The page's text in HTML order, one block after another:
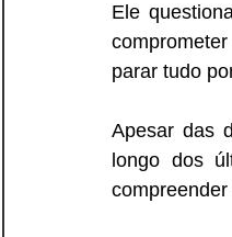
Ele
parar tudo
Apesar das
longo dos